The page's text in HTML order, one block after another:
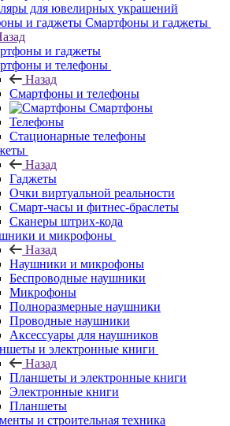
для ювелирных украшений
Смартфоны и гаджеты
и гаджеты
и телефоны
Назад
Смартфоны и телефоны
Смартфоны
Телефоны
Стационарные телефоны
Назад
Гаджеты
Очки виртуальной реальности
Смарт-часы и фитнес-браслеты
Сканеры штрих-кода
и микрофоны
Назад
Наушники и микрофоны
Беспроводные наушники
Микрофоны
Полноразмерные наушники
Проводные наушники
Аксессуары для наушников
и электронные книги
Назад
Планшеты и электронные книги
Электронные книги
Планшеты